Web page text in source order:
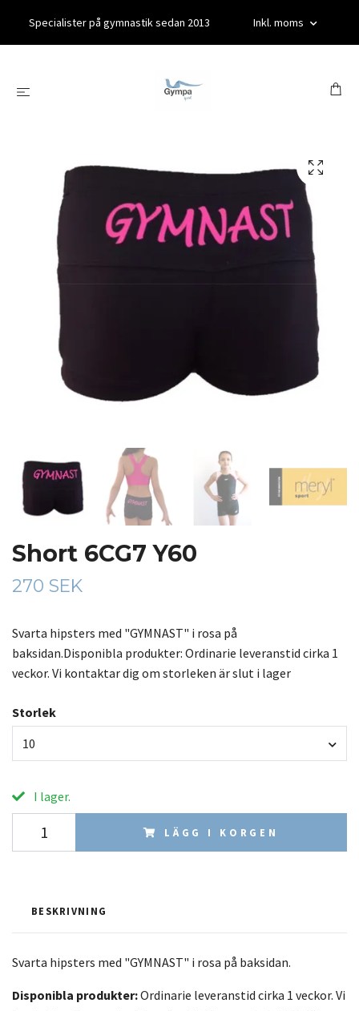
Specialister på gymnastik sedan 2013 Inkl. moms
Short 6CG7 Y60
270 SEK
Svarta hipsters med "GYMNAST" i rosa på
baksidan.Disponibla produkter: Ordinarie leveranstid cirka 1
veckor. Vi kontaktar dig om storleken är slut i lager
Storlek
10
I lager.
LÄGG I KORGEN
BESKRIVNING
Svarta hipsters med "GYMNAST" i rosa på baksidan.
Disponibla produkter:Ordinarie leveranstid cirka 1 veckor. Vi